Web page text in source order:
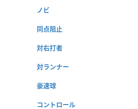
ノビ
同点阻止
対右打者
対ランナー
豪速球
コントロール